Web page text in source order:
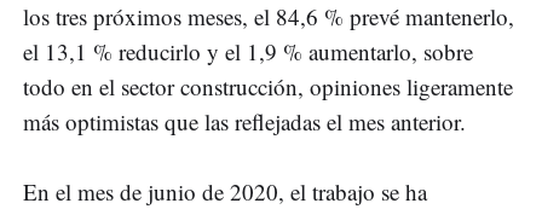
los tres próximos meses, el 84,6 % prevé mantenerlo,
el 13,1 % reducirlo y el 1,9 % aumentarlo, sobre
todo en el sector construcción, opiniones ligeramente
más optimistas que las reflejadas el mes anterior.
En el mes de junio de 2020, el trabajo se ha